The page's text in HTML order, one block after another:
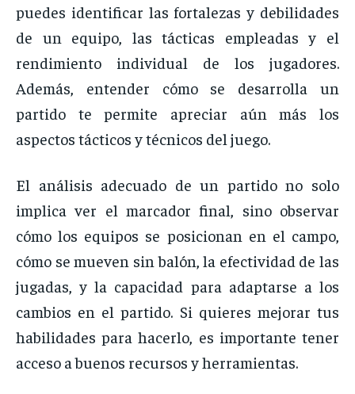
puedes identificar las fortalezasy debilidades
de un equipo, lastácticas empleadasy el
rendimiento individual de los jugadores.
Además, entender cómo se desarrollaun
partido tepermite apreciar aúnmáslos
aspectos tácticos ytécnicos del juego.
El análisis adecuado deun partidono solo
implicaver elmarcadorfinal, sino observar
cómolos equipos se posicionan en el campo,
cómo semueven sinbalón,la efectividad de las
jugadas,yla capacidad para adaptarse alos
cambios en elpartido. Si quieres mejorartus
habilidadesparahacerlo, es importantetener
acceso abuenos recursos yherramientas.